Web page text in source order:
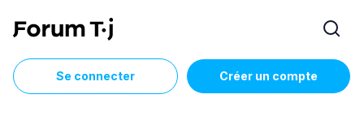
Se connecter Créer un compte